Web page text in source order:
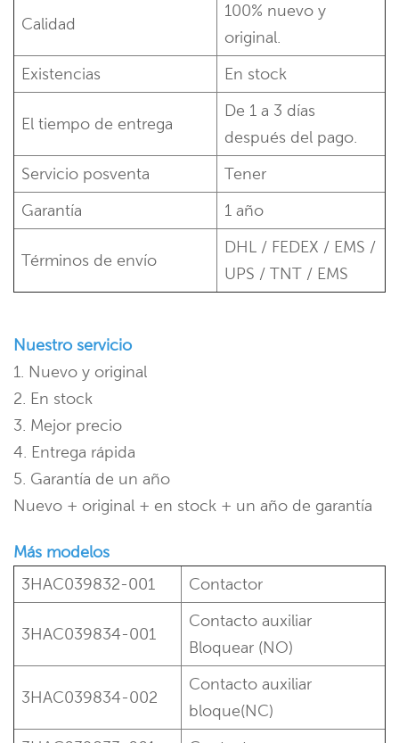
Calidad
100% nuevo y
original.
Existencias
En stock
El tiempo de entrega
De 1 a 3 días
después del pago.
Servicio posventa
Tener
Garantía
1 año
Términos de envío
DHL / FEDEX / EMS /
UPS / TNT / EMS
Nuestro servicio
1. Nuevo y original
2. En stock
3. Mejor precio
4. Entrega rápida
5. Garantía de un año
Nuevo + original + en stock + un año de garantía
Más modelos
3HAC039832-001
Contactor
3HAC039834-001
Contacto auxiliar
Bloquear (NO)
3HAC039834-002
Contacto auxiliar
bloque(NC)